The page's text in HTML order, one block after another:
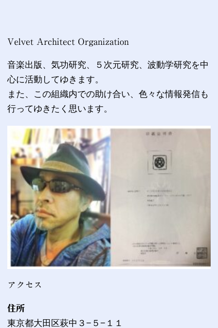
Velvet Architect Organization
音楽出版、気功研究、５次元研究、波動学研究を中
心に活動してゆきます。
また、この組織内での助け合い、色々な情報発信も
行ってゆきたく思います。
アクセス
住所
東京都大田区萩中３−５−１１